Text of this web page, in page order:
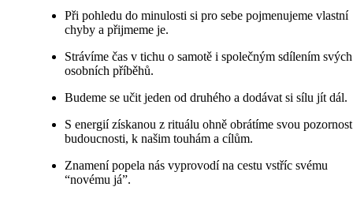
Při pohledu do minulosti si pro sebe pojmenujeme vlastní
chyby a přijmeme je.
Strávíme čas v tichu o samotě i společným sdílením svých
osobních příběhů.
Budeme se učit jeden od druhého a dodávat si sílu jít dál.
S energií získanou z rituálu ohně obrátíme svou
budoucnosti, k našim touhám a cílům.
Znamení popela nás vyprovodí na cestu vstříc svému
“novému já”.